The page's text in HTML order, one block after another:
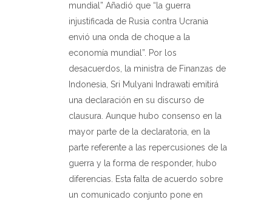
mundial” Añadió que “la guerra
injustificada de Rusia contra Ucrania
envió una onda de choque a la
economía mundial”. Por los
desacuerdos, la ministra de Finanzas de
Indonesia, Sri Mulyani Indrawati emitirá
una declaración en su discurso de
clausura. Aunque hubo consenso en la
mayor parte de la declaratoria, en la
parte referente a las repercusiones de la
guerra y la forma de responder, hubo
diferencias. Esta falta de acuerdo sobre
un comunicado conjunto pone en